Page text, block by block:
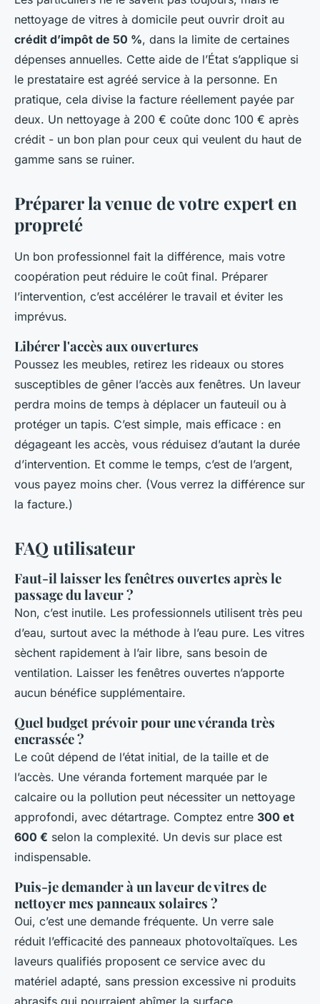
nettoyage de vitres à domicile peut ouvrir droit au
crédit d’impôt de 50 %, dans la limite de certaines
dépenses annuelles. Cette aide de l’État s’applique si
le prestataire est agréé service à la personne. En
pratique, cela divise la facture réellement payée par
deux. Un nettoyage à 200 € coûte donc 100 € après
crédit - un bon plan pour ceux qui veulent du haut de
gamme sans se ruiner.
Préparer la venue de votre expert en
propreté
Un bon professionnel fait la différence, mais votre
coopération peut réduire le coût final. Préparer
l’intervention, c’est accélérer le travail et éviter les
imprévus.
Libérer l'accès aux ouvertures
Poussez les meubles, retirez les rideaux ou stores
susceptibles de gêner l’accès aux fenêtres. Un laveur
perdra moins de temps à déplacer un fauteuil ou à
protéger un tapis. C’est simple, mais efficace : en
dégageant les accès, vous réduisez d’autant la durée
d’intervention. Et comme le temps, c’est de l’argent,
vous payez moins cher. (Vous verrez la différence sur
la facture.)
FAQ utilisateur
Faut-il laisser les fenêtres ouvertes après le
passage du laveur ?
Non, c’est inutile. Les professionnels utilisent très peu
d’eau, surtout avec la méthode à l’eau pure. Les vitres
sèchent rapidement à l’air libre, sans besoin de
ventilation. Laisser les fenêtres ouvertes n’apporte
aucun bénéfice supplémentaire.
Quel budget prévoir pour une véranda très
encrassée ?
Le coût dépend de l’état initial, de la taille et de
l’accès. Une véranda fortement marquée par le
calcaire ou la pollution peut nécessiter un nettoyage
approfondi, avec détartrage. Comptez entre 300 et
600 € selon la complexité. Un devis sur place est
indispensable.
Puis-je demander à un laveur de vitres de
nettoyer mes panneaux solaires ?
Oui, c’est une demande fréquente. Un verre sale
réduit l’efficacité des panneaux photovoltaïques. Les
laveurs qualifiés proposent ce service avec du
matériel adapté, sans pression excessive ni produits